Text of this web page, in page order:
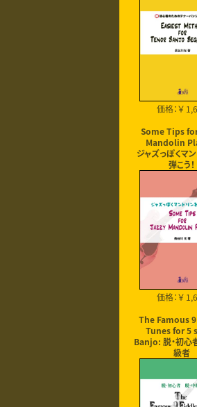
価格：￥
Some Tips
Mandolin
ジャズっぽくマ
弾こう！
価格：￥
The Famous
Tunes for 5
Banjo: 脱・初心
級者